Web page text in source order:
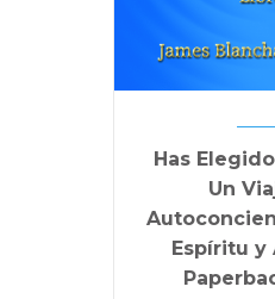
Has
Un
Espíritu y